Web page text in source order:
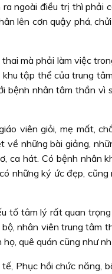
ngoài điều trị thì phải
lên cơn quậy phá,
mà phải làm việc
tập thể của trung
bệnh nhân tâm thần vì
viên giỏi, mẹ mất,
những bài giảng,
ca hát. Có bệnh nhân
những ký ức đẹp,
tố tâm lý rất quan
nhân viên trung tâm
quê quán cũng như
Phục hồi chức năng,